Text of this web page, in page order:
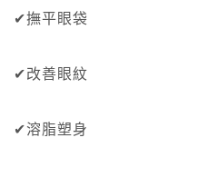
✔撫平眼袋
✔改善眼紋
✔溶脂塑身